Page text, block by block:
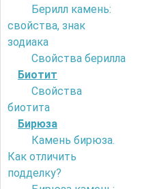
Берилл камень:
свойства, знак
зодиака
Свойства берилла
Биотит
Свойства
биотита
Бирюза
Камень бирюза.
Как отличить
подделку?